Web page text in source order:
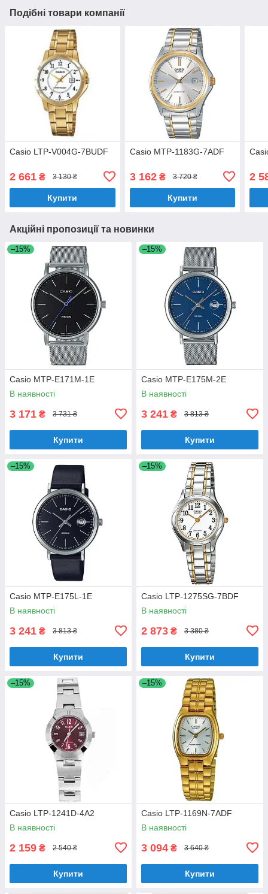
Подібні товари компанії
Casio LTP-V004G-7BUDF
2 661 ₴ 3 130 ₴
Купити
Casio MTP-1183G-7ADF
3 162₴ 3 720 ₴
Купити
2
Акційні пропозиції та новинки
–15%
Casio MTP-E171M-1E
В наявності
3 171 ₴ 3 731 ₴
Купити
–15%
Casio MTP-E175M-2E
В наявності
3 241 ₴ 3 813 ₴
Купити
–15%
Casio MTP-E175L-1E
В наявності
3 241 ₴ 3 813 ₴
Купити
–15%
Casio LTP-1275SG-7BDF
В наявності
2 873 ₴ 3 380 ₴
Купити
–15%
Casio LTP-1241D-4A2
В наявності
2 159 ₴ 2 540 ₴
Купити
–15%
Casio LTP-1169N-7ADF
В наявності
3 094 ₴ 3 640 ₴
Купити